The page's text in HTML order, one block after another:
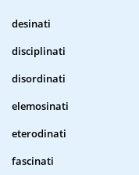
desinati
disciplinati
disordinati
elemosinati
eterodinati
fascinati